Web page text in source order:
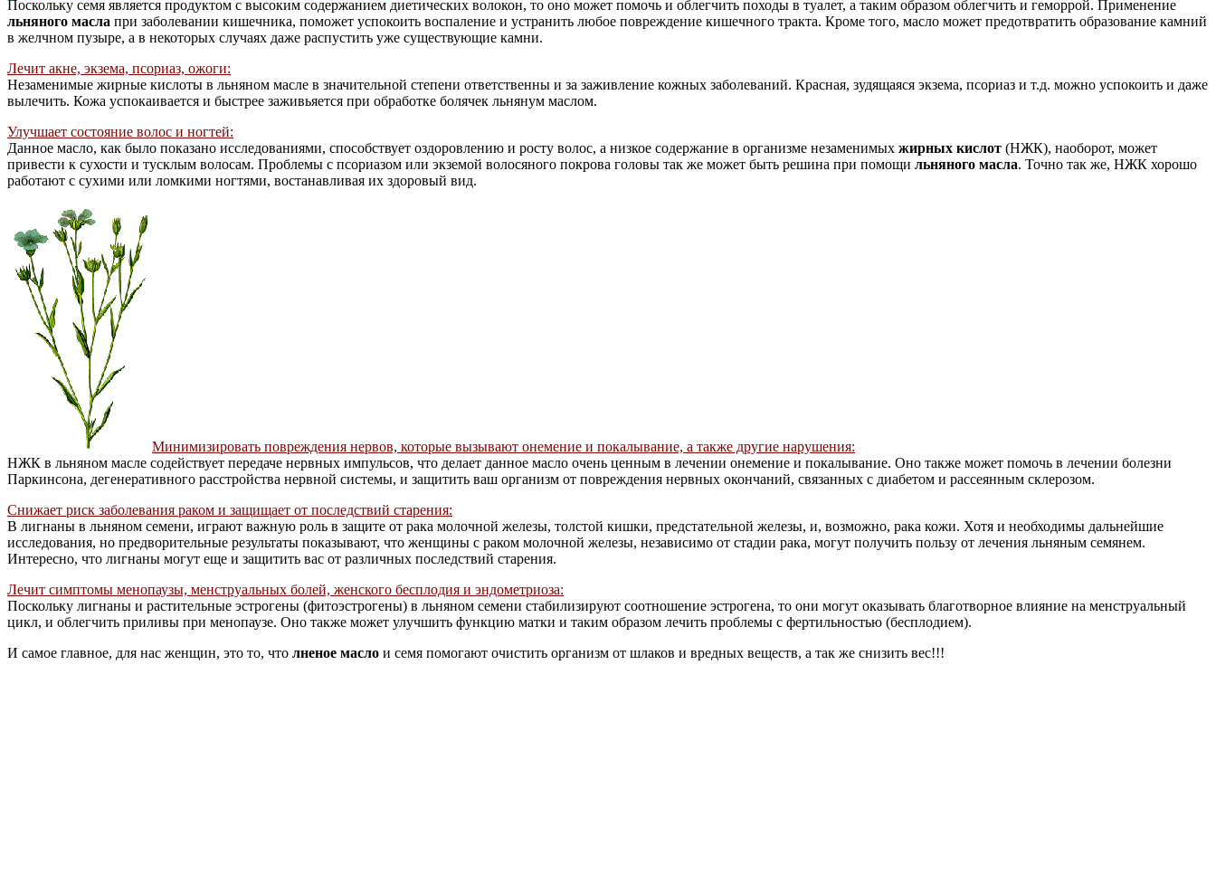
Поскольку семя является продуктом с высоким содержанием диетических волокон, то оно может помочь и облегчить походы в туалет, а таким образом облегчить и геморрой. Применение
льняного масла при заболевании кишечника, поможет успокоить воспаление и устранить любое повреждение кишечного тракта. Кроме того, масло может предотвратить образование камний
в желчном пузыре, а в некоторых случаях даже распустить уже существующие камни.
Лечит акне, экзема, псориаз, ожоги:
Незаменимые жирные кислоты в льняном масле в значительной степени ответственны и за заживление кожных заболеваний. Красная, зудящаяся экзема, псориаз и т.д. можно успокоить и даже
вылечить. Кожа успокаивается и быстрее заживьяется при обработке болячек льнянум маслом.
Улучшает состояние волос и ногтей:
Данное масло, как было показано исследованиями, способствует оздоровлению и росту волос, а низкое содержание в организме незаменимых жирных кислот (НЖК), наоборот, может
привести к сухости и тусклым волосам. Проблемы с псориазом или экземой волосяного покрова головы так же может быть решина при помощи льняного масла. Точно так же, НЖК хорошо
работают с сухими или ломкими ногтями, востанавливая их здоровый вид.
Минимизировать повреждения нервов, которые вызывают онемение и покалывание, а также другие нарушения:
НЖК в льняном масле содействует передаче нервных импульсов, что делает данное масло очень ценным в лечении онемение и покалывание. Оно также может помочь в лечении болезни
Паркинсона, дегенеративного расстройства нервной системы, и защитить ваш организм от повреждения нервных окончаний, связанных с диабетом и рассеянным склерозом.
Снижает риск заболевания раком и защищает от последствий старения:
В лигнаны в льняном семени, играют важную роль в защите от рака молочной железы, толстой кишки, предстательной железы, и, возможно, рака кожи. Хотя и необходимы дальнейшие
исследования, но предворительные результаты показывают, что женщины с раком молочной железы, независимо от стадии рака, могут получить пользу от лечения льняным семянем.
Интересно, что лигнаны могут еще и защитить вас от различных последствий старения.
Лечит симптомы менопаузы, менструальных болей, женского бесплодия и эндометриоза:
Поскольку лигнаны и растительные эстрогены (фитоэстрогены) в льняном семени стабилизируют соотношение эстрогена, то они могут оказывать благотворное влияние на менструальный
цикл, и облегчить приливы при менопаузе. Оно также может улучшить функцию матки и таким образом лечить проблемы с фертильностью (бесплодием).
И самое главное, для нас женщин, это то, что лненое масло и семя помогают очистить организм от шлаков и вредных веществ, а так же снизить вес!!!